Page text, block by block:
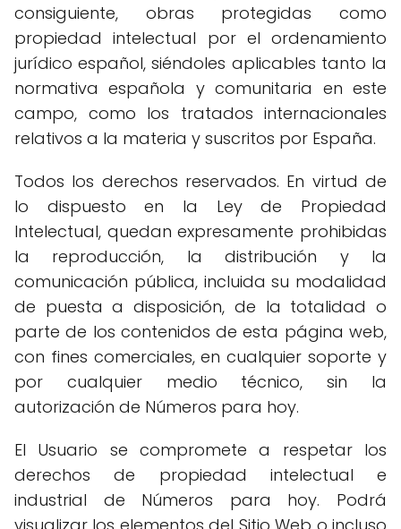
consiguiente, obras protegidas como
propiedad intelectual por el ordenamiento
jurídico español, siéndoles aplicables tanto la
normativa española y comunitaria en este
campo, como los tratados internacionales
relativos a la materia y suscritos por España.
Todos los derechos reservados. En virtud de
lo dispuesto en la Ley de Propiedad
Intelectual, quedan expresamente prohibidas
la reproducción, la distribución y la
comunicación pública, incluida su modalidad
de puesta a disposición, de la totalidad o
parte de los contenidos de esta página web,
con fines comerciales, en cualquier soporte y
por cualquier medio técnico, sin la
autorización de Números para hoy.
El Usuario se compromete a respetar los
derechos de propiedad intelectual e
industrial de Números para hoy. Podrá